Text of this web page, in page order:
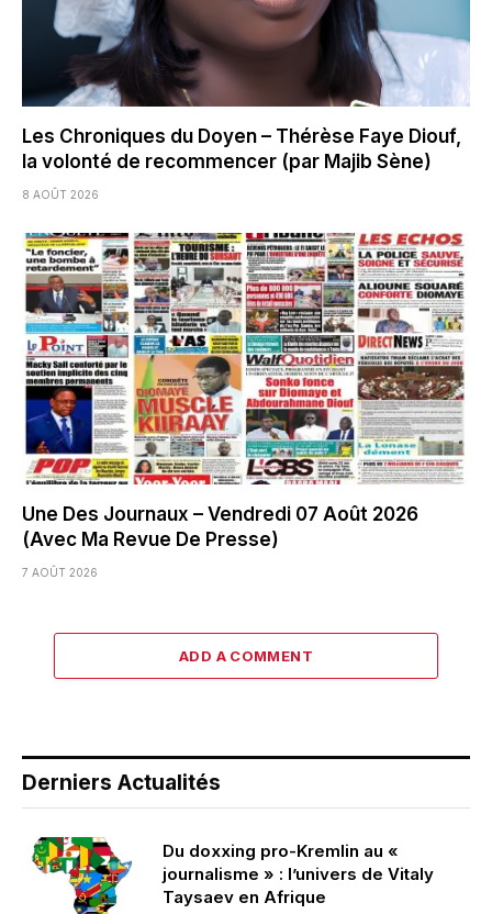
Les Chroniques du Doyen – Thérèse Faye Diouf,
la volonté de recommencer (par Majib Sène)
8 AOÛT 2026
Une Des Journaux – Vendredi 07 Août 2026
(Avec Ma Revue De Presse)
7 AOÛT 2026
ADD A COMMENT
Derniers Actualités
Du doxxing pro-Kremlin au «
journalisme » : l’univers de Vitaly
Taysaev en Afrique